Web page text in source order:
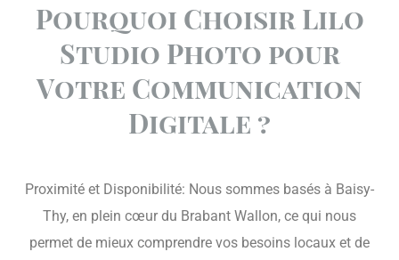
Pourquoi Choisir Lilo
Studio Photo pour
Votre Communication
Digitale ?
Proximité et Disponibilité: Nous sommes basés à Baisy-
Thy, en plein cœur du Brabant Wallon, ce qui nous
permet de mieux comprendre vos besoins locaux et de